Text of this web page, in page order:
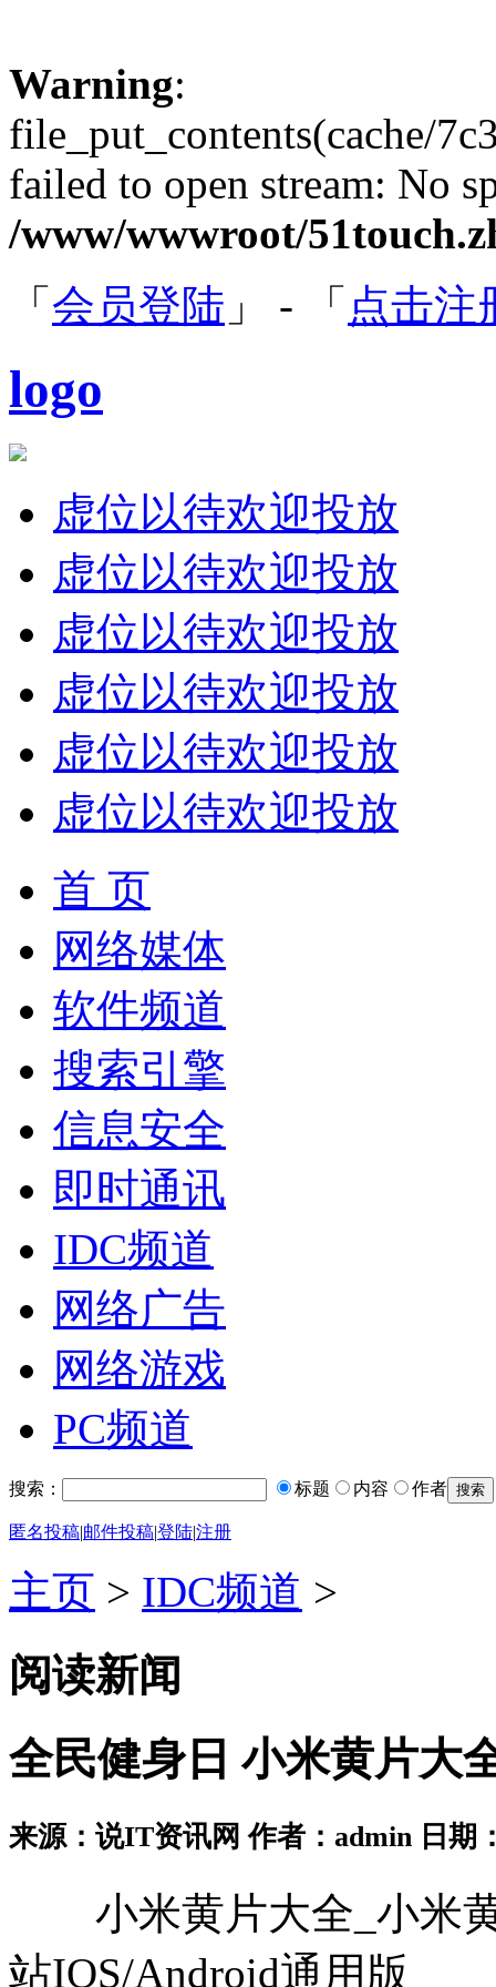
Warning:
file_put_contents(cache/
failed to open stream: No
/www/wwwroot/
「 会员登陆 」 - 「 点击注
logo
虚位以待欢迎投放
虚位以待欢迎投放
虚位以待欢迎投放
虚位以待欢迎投放
虚位以待欢迎投放
虚位以待欢迎投放
首 页
网络媒体
软件频道
搜索引擎
信息安全
即时通讯
IDC频道
网络广告
网络游戏
PC频道
搜索： 标题 内容 作者
匿名投稿|邮件投稿|登陆|注册
主页 > IDC频道 >
阅读新闻
全民健身日 小米黄片大
来源：说IT资讯网 作者：admin 日期
小米黄片大全_小米黄
站IOS/Android通用版